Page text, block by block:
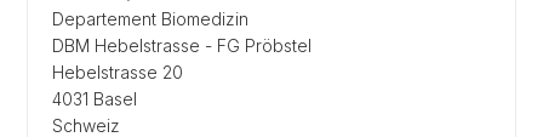
Departement Biomedizin
DBM Hebelstrasse - FG Pröbstel
Hebelstrasse 20
4031 Basel
Schweiz